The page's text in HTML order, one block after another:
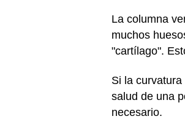
La columna
muchos
"cartílago".
Si la
salud de una
necesario.